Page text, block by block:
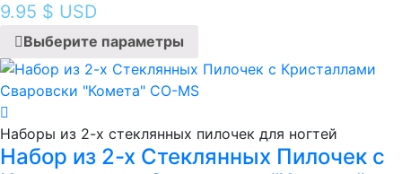
9.95 $ USD
Выберите параметры
Наборы из 2-х стеклянных пилочек для ногтей
Набор из 2-х Стеклянных Пилочек с